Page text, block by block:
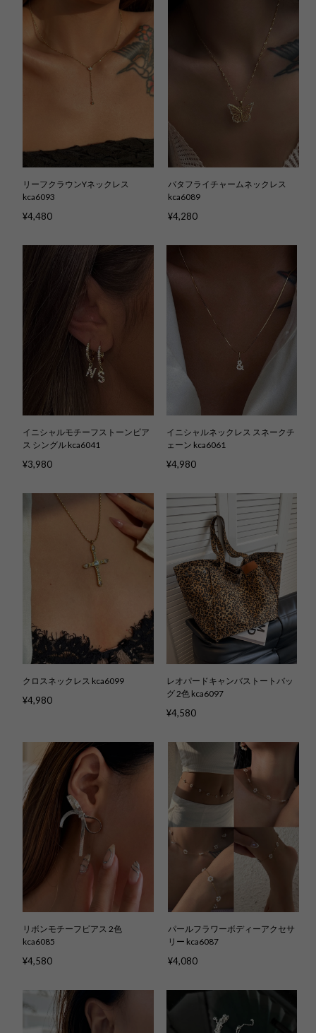
リーフクラウンYネックレス
kca6093
¥4,480
バタフライチャームネックレス
kca6089
¥4,280
イニシャルモチーフストーンピア
ス シングル kca6041
¥3,980
イニシャルネックレス スネークチ
ェーン kca6061
¥4,980
クロスネックレス kca6099
¥4,980
レオパードキャンバストートバッ
グ 2色 kca6097
¥4,580
リボンモチーフピアス 2色
kca6085
¥4,580
パールフラワーボディーアクセサ
リー kca6087
¥4,080